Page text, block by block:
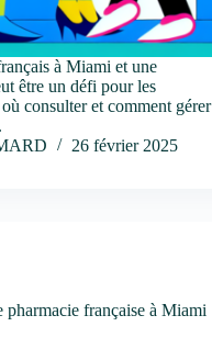
à Miami et une
être un défi pour les
consulter et comment gérer
26 février 2025
pharmacie française à Miami